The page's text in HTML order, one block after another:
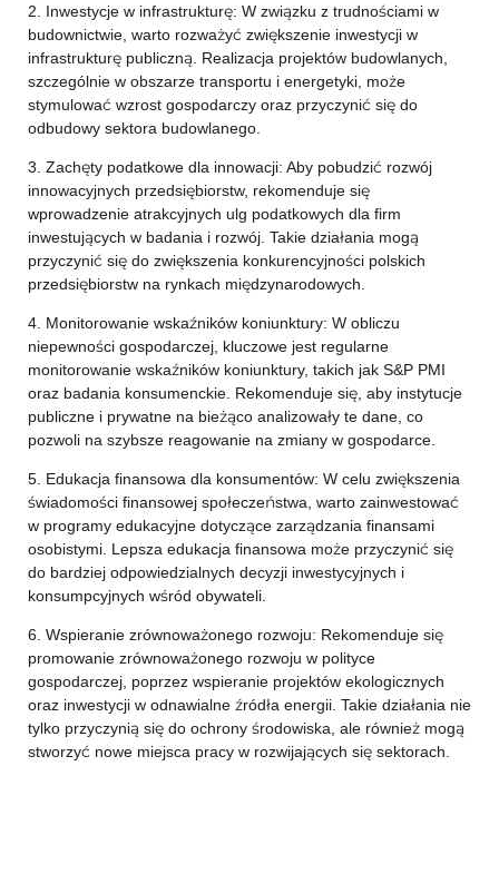
2. Inwestycje w infrastrukturę: W związku z trudnościami w
budownictwie, warto rozważyć zwiększenie inwestycji w
infrastrukturę publiczną. Realizacja projektów budowlanych,
szczególnie w obszarze transportu i energetyki, może
stymulować wzrost gospodarczy oraz przyczynić się do
odbudowy sektora budowlanego.
3. Zachęty podatkowe dla innowacji: Aby pobudzić rozwój
innowacyjnych przedsiębiorstw, rekomenduje się
wprowadzenie atrakcyjnych ulg podatkowych dla firm
inwestujących w badania i rozwój. Takie działania mogą
przyczynić się do zwiększenia konkurencyjności polskich
przedsiębiorstw na rynkach międzynarodowych.
4. Monitorowanie wskaźników koniunktury: W obliczu
niepewności gospodarczej, kluczowe jest regularne
monitorowanie wskaźników koniunktury, takich jak S&P PMI
oraz badania konsumenckie. Rekomenduje się, aby instytucje
publiczne i prywatne na bieżąco analizowały te dane, co
pozwoli na szybsze reagowanie na zmiany w gospodarce.
5. Edukacja finansowa dla konsumentów: W celu zwiększenia
świadomości finansowej społeczeństwa, warto zainwestować
w programy edukacyjne dotyczące zarządzania finansami
osobistymi. Lepsza edukacja finansowa może przyczynić się
do bardziej odpowiedzialnych decyzji inwestycyjnych i
konsumpcyjnych wśród obywateli.
6. Wspieranie zrównoważonego rozwoju: Rekomenduje się
promowanie zrównoważonego rozwoju w polityce
gospodarczej, poprzez wspieranie projektów ekologicznych
oraz inwestycji w odnawialne źródła energii. Takie działania nie
tylko przyczynią się do ochrony środowiska, ale również mogą
stworzyć nowe miejsca pracy w rozwijających się sektorach.